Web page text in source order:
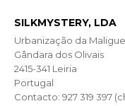
SILKMYSTERY, LDA
Urbanização da
Gândara dos Olivais
2415-341 Leiria
Portugal
Contacto: 927 319 397